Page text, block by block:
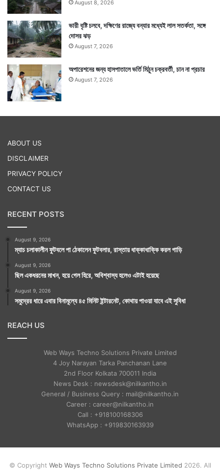
August 8, 2026
ভারী বৃষ্টি চলবে, দক্ষিণের রাজ্যে বন্যার মধ্যেই লাল সতর্কতা, সঙ্গে
দোসর ঝড়
August 7, 2026
অপারেশনের জন্য হাসপাতালে ভর্তি মিঠুন চক্রবর্তী, চান না প্রচার
August 7, 2026
ABOUT US
DISCLAIMER
PRIVACY POLICY
CONTACT US
RECENT POSTS
August 9, 2026
ম্যাচ চলাকালীন ফুটবলে পা ঠেকালেন ফুটবলার, রাস্তায় ধাক্কাধাক্কি করল গাড়ি
August 9, 2026
ছিল একধরনের মাখন, হয়ে গেল হিরে, অবিশ্বাস্য হলেও এটাই হয়েছে
August 9, 2026
সমুদ্রের ধারে এবার বিনামূল্যে ৪৫ মিনিট ইন্টারনেট, কোথায় পাওয়া যাবে এই সুবিধা
REACH US
Web Ways Techno Solutions Private Limited
4 Joy Narayan Tarka Panchanan Lane
2nd Floor Kolkata 700011 India
News Desk : newsdesk@nilkantho.in
General / Business Query : mail@nilkantho.in
Career : career@nilkantho.in
Call : +918100168306
WhatsApp : +919830163939
© Copyright Web Ways Techno Solutions Private Limited 2026. All